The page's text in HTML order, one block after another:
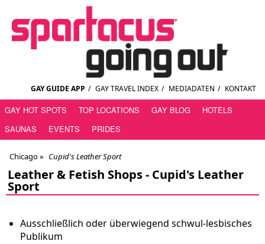
GAY GUIDE APP / GAY TRAVEL INDEX / MEDIADATEN / KONTAKT
GAY HOT SPOTS TOP LOCATIONS GAY BLOG
HOTELS
SAUNAS
EVENTS PRIDES
Chicago» Cupid's Leather Sport
Leather & Fetish Shops - Cupid's Leather
Sport
Ausschließlich oder überwiegend schwul-lesbisches
Publikum